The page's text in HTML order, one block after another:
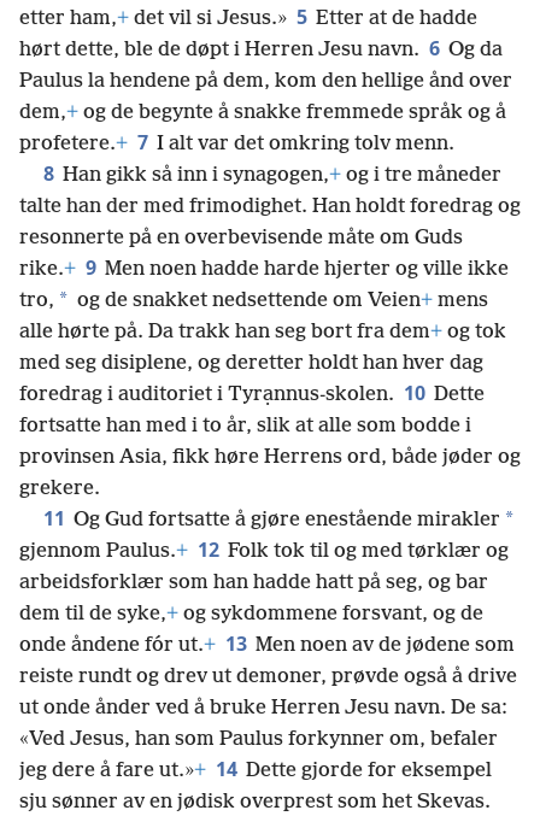
etter ham,+ det vil si Jesus.» 5 Etter at de hadde
hørt dette, ble de døpt i Herren Jesu navn. 6 Og da
Paulus la hendene på dem, kom den hellige ånd over
dem,+ og de begynte å snakke fremmede språk og å
profetere.+ 7 I alt var det omkring tolv menn.
8 Han gikk så inn i synagogen,+ og i tre måneder
talte han der med frimodighet. Han holdt foredrag og
resonnerte på en overbevisende måte om Guds
rike.+ 9 Men noen hadde harde hjerter og ville ikke
tro, * og de snakket nedsettende om Veien+ mens
alle hørte på. Da trakk han seg bort fra dem+ og tok
med seg disiplene, og deretter holdt han hver dag
foredrag i auditoriet i Tyrạnnus-skolen. 10 Dette
fortsatte han med i to år, slik at alle som bodde i
provinsen Asia, fikk høre Herrens ord, både jøder og
grekere.
11 Og Gud fortsatte å gjøre enestående mirakler *
gjennom Paulus.+ 12 Folk tok til og med tørklær og
arbeidsforklær som han hadde hatt på seg, og bar
dem til de syke,+ og sykdommene forsvant, og de
onde åndene fór ut.+ 13 Men noen av de jødene som
reiste rundt og drev ut demoner, prøvde også å drive
ut onde ånder ved å bruke Herren Jesu navn. De sa:
«Ved Jesus, han som Paulus forkynner om, befaler
jeg dere å fare ut.»+ 14 Dette gjorde for eksempel
sju sønner av en jødisk overprest som het Skevas.